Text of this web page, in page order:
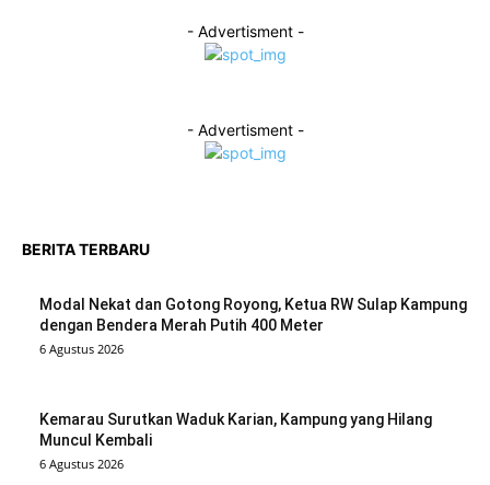
- Advertisment -
- Advertisment -
BERITA TERBARU
Modal Nekat dan Gotong Royong, Ketua RW Sulap Kampung
dengan Bendera Merah Putih 400 Meter
6 Agustus 2026
Kemarau Surutkan Waduk Karian, Kampung yang Hilang
Muncul Kembali
6 Agustus 2026